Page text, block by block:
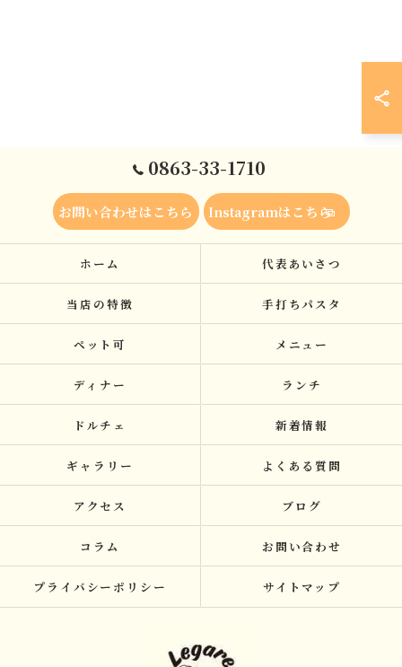
0863-33-1710
お問い合わせはこちら Instagramはこちら
ホーム 代表あいさつ
当店の特徴 手打ちパスタ
ペット可 メニュー
ディナー ランチ
ドルチェ 新着情報
ギャラリー よくある質問
アクセス ブログ
コラム お問い合わせ
プライバシーポリシー サイトマップ